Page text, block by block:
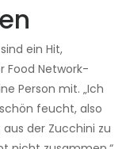
ein Hit,
Food Network-
Person mit. „Ich
feucht, also
der Zucchini zu